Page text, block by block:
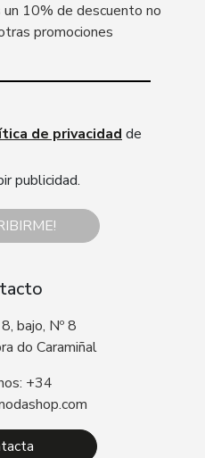
10% de descuento no
promociones
de privacidad de
publicidad.
bajo, Nº 8
do Caramiñal
+34